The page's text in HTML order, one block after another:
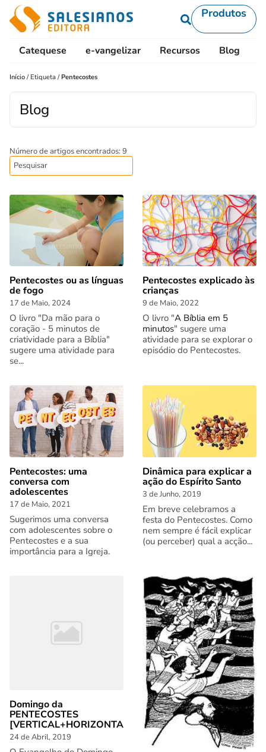
Produtos
Catequese e-vangelizar Recursos Blog
Início / Etiqueta /Pentecostes
Blog
Número de artigos encontrados: 9
Pentecostes ou as línguas
de fogo
17 de Maio, 2024
O livro "Da mão para o
coração - 5 minutos de
criatividade para a Bíblia"
sugere uma atividade para
se...
Pentecostes explicado às
crianças
9 de Maio, 2022
O livro "A Bíblia em 5
minutos" sugere uma
atividade para se explorar o
episódio do Pentecostes.
Pentecostes: uma
conversa com
adolescentes
17 de Maio, 2021
Sugerimos uma conversa
com adolescentes sobre o
Pentecostes e a sua
importância para a Igreja.
Dinâmica para explicar a
ação do Espírito Santo
3 de Junho, 2019
Em breve celebramos a
festa do Pentecostes. Como
nem sempre é fácil explicar
(ou perceber) qual a acção...
Domingo da
PENTECOSTES
[VERTICAL+HORIZONTAL]
24 de Abril, 2019